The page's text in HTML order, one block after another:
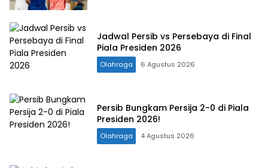
Jadwal Persib vs Persebaya di Final
Piala Presiden 2026
Olahraga 6 Agustus 2026
Persib Bungkam Persija 2-0 di Piala
Presiden 2026!
Olahraga 4 Agustus 2026